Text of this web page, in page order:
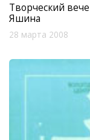
Творческий
Яшина
28 марта 2008